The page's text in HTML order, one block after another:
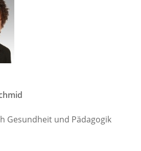
Gesundheit und Pädagogik